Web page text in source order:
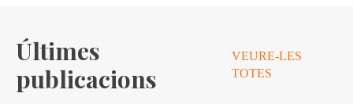
Últimes
publicacions
VEURE-LES
TOTES